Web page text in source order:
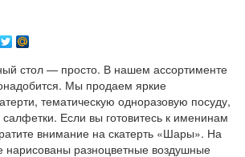
стол — просто. В нашем ассортименте
Мы продаем яркие
тематическую одноразовую посуду,
Если вы готовитесь к именинам
внимание на скатерть «Шары». На
нарисованы разноцветные воздушные